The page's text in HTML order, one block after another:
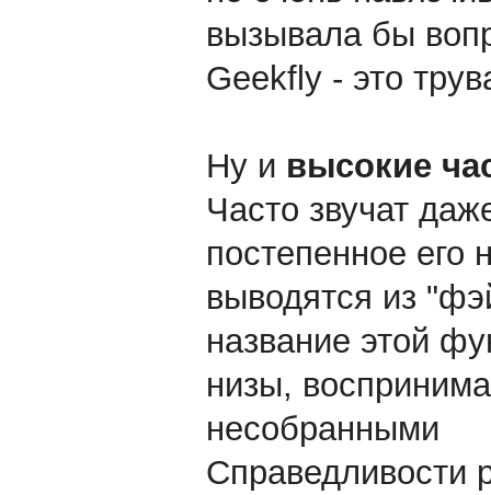
вызывала бы
Geekfly - это
Ну и высокие
Часто звучат
постепенное его
выводятся из
название этой
низы,
несобранными
Справедливости